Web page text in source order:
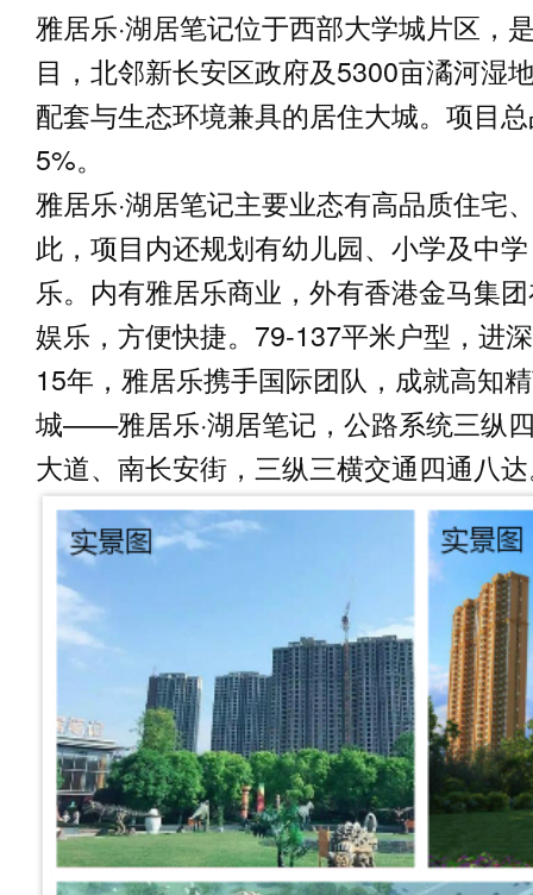
雅居乐·湖居笔记位于西部大学城片区，
目，北邻新长安区政府及5300亩潏河湿
配套与生态环境兼具的居住大城。项目
5%。
雅居乐·湖居笔记主要业态有高品质住宅
此，项目内还规划有幼儿园、小学及中
乐。内有雅居乐商业，外有香港金马集
娱乐，方便快捷。79-137平米户型，进
15年，雅居乐携手国际团队，成就高知
城——雅居乐·湖居笔记，公路系统三纵
大道、南长安街，三纵三横交通四通八